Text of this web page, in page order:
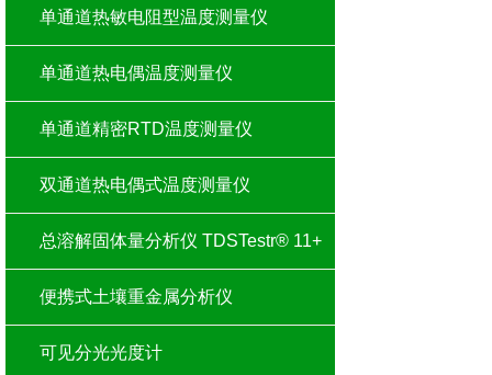
单通道热敏电阻型温度测量仪
单通道热电偶温度测量仪
单通道精密RTD温度测量仪
双通道热电偶式温度测量仪
总溶解固体量分析仪 TDSTestr® 11+
便携式土壤重金属分析仪
可见分光光度计